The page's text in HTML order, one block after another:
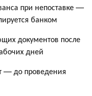
при непоставке —
банком
документов после
дней
— до проведения